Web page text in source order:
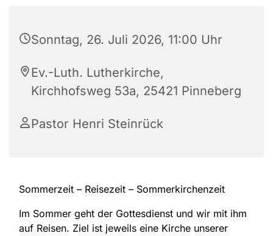
Sonntag, 26. Juli 2026, 11:00 Uhr
Ev.-Luth. Lutherkirche,
Kirchhofsweg 53a, 25421 Pinneberg
Pastor Henri Steinrück
Sommerzeit – Reisezeit – Sommerkirchenzeit
Im Sommer geht der Gottesdienst und wir mit ihm
auf Reisen. Ziel ist jeweils eine Kirche unserer